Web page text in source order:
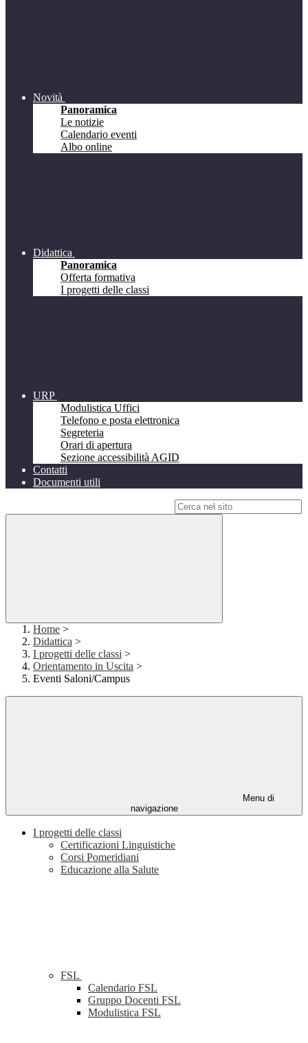
Novità
Panoramica
Le notizie
Calendario eventi
Albo online
Didattica
Panoramica
Offerta formativa
I progetti delle classi
URP
Modulistica Uffici
Telefono e posta elettronica
Segreteria
Orari di apertura
Sezione accessibilità AGID
Contatti
Documenti utili
Home >
Didattica >
I progetti delle classi >
Orientamento in Uscita >
Eventi Saloni/Campus
Menu di
navigazione
I progetti delle classi
Certificazioni Linguistiche
Corsi Pomeridiani
Educazione alla Salute
FSL
Calendario FSL
Gruppo Docenti FSL
Modulistica FSL